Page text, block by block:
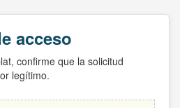
acceso
confirme que la solicitud
legítimo.